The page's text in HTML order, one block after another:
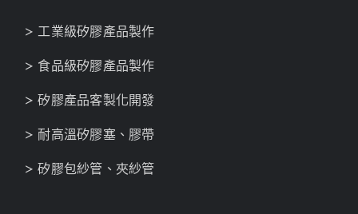
> 工業級矽膠產品製作
> 食品級矽膠產品製作
> 矽膠產品客製化開發
> 耐高溫矽膠塞、膠帶
> 矽膠包紗管、夾紗管